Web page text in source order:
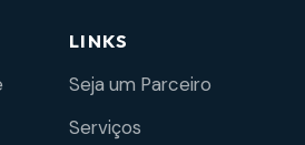
LINKS
Seja um Parceiro
Serviços